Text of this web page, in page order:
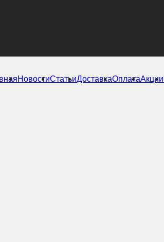
НовостиСтатьиДоставкаОплатаАкции